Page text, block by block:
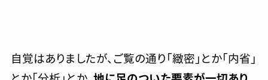
自覚はありましたが、ご覧の通り「緻密」とか「内省」